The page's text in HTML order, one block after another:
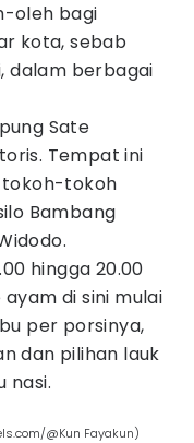
oleh bagi
kota, sebab
dalam berbagai
Sate
Tempat ini
tokoh-tokoh
Bambang
hingga 20.00
di sini mulai
per porsinya,
dan pilihan lauk
nasi.
@Kun Fayakun)